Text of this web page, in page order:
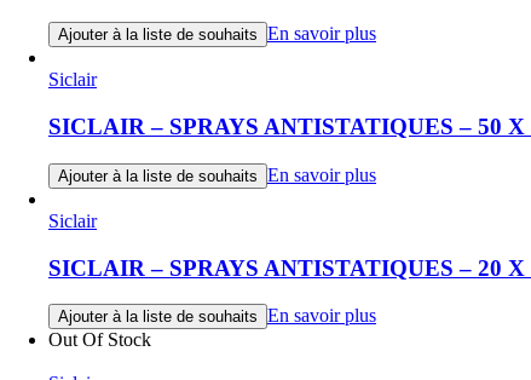
Ajouter à la liste de souhaits En savoir plus
Siclair
SICLAIR – SPRAYS ANTISTATIQUES – 50
Ajouter à la liste de souhaits En savoir plus
Siclair
SICLAIR – SPRAYS ANTISTATIQUES – 20
Ajouter à la liste de souhaits En savoir plus
Out Of Stock